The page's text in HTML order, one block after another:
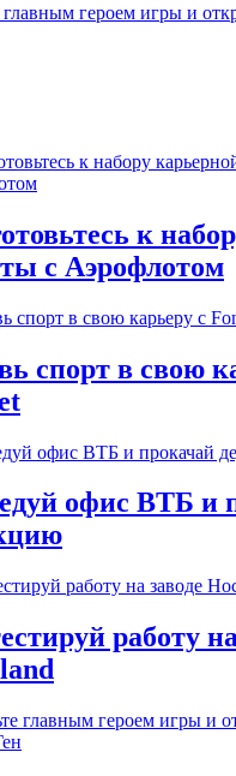
главным героем игры и
к
с Аэрофлотом
спорт в свою
офис ВТБ и
работу